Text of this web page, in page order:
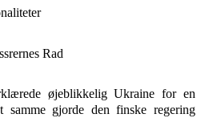
Rad
øjeblikkelig Ukraine for en
gjorde den finske regering